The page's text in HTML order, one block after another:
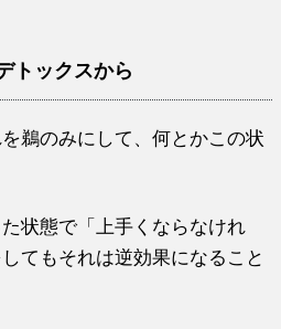
トックスから
鵜のみにして、何とかこの状
状態で「上手くならなけれ
てもそれは逆効果になること